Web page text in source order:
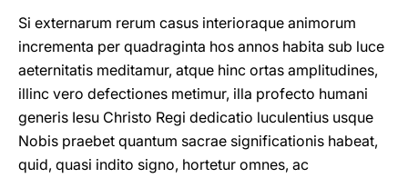
Si externarum rerum casus interioraque animorum
incrementa per quadraginta hos annos habita sub luce
aeternitatis meditamur, atque hinc ortas amplitudines,
illinc vero defectiones metimur, illa profecto humani
generis Iesu Christo Regi dedicatio luculentius usque
Nobis praebet quantum sacrae significationis habeat,
quid, quasi indito signo, hortetur omnes, ac